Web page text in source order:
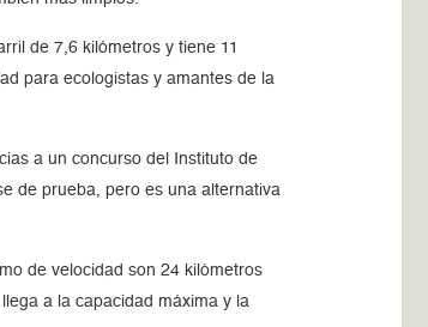
de 7,6 kilómetros y tiene 11
para ecologistas y amantes de la
a un concurso del Instituto de
de prueba, pero es una alternativa
de velocidad son 24 kilómetros
a la capacidad máxima y la